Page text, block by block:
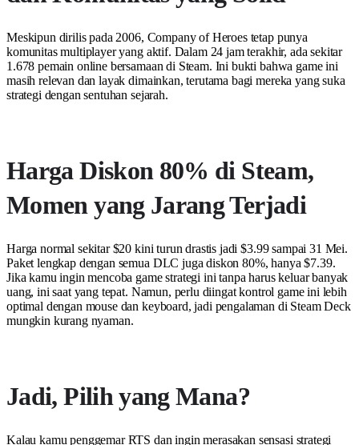
Meskipun dirilis pada 2006, Company of Heroes tetap punya
komunitas multiplayer yang aktif. Dalam 24 jam terakhir, ada sekitar
1.678 pemain online bersamaan di Steam. Ini bukti bahwa game ini
masih relevan dan layak dimainkan, terutama bagi mereka yang suka
strategi dengan sentuhan sejarah.
Harga Diskon 80% di Steam,
Momen yang Jarang Terjadi
Harga normal sekitar $20 kini turun drastis jadi $3.99 sampai 31 Mei.
Paket lengkap dengan semua DLC juga diskon 80%, hanya $7.39.
Jika kamu ingin mencoba game strategi ini tanpa harus keluar banyak
uang, ini saat yang tepat. Namun, perlu diingat kontrol game ini lebih
optimal dengan mouse dan keyboard, jadi pengalaman di Steam Deck
mungkin kurang nyaman.
Jadi, Pilih yang Mana?
Kalau kamu penggemar RTS dan ingin merasakan sensasi strategi